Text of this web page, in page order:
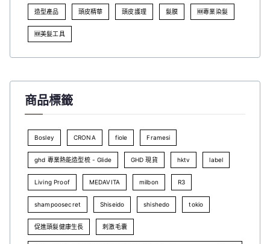
造型產品 頭皮精華 頭皮護理 髮膜 🆕專業染髮
🆕美髮工具
商品標籤
Bosley CRONA fiole Framesi
ghd 專業熱能造型梳 - Glide GHD 現貨 hktv label
Living Proof MEDAVITA milbon R3
shampoosecret Shiseido shishedo tokio
促進頭髮健康生長 刺激毛囊